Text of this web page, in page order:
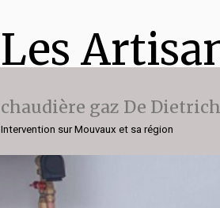
Les
chaudière gaz De Dietrich
Intervention sur Mouvaux et sa région